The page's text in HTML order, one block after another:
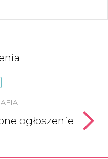
ogłoszenie